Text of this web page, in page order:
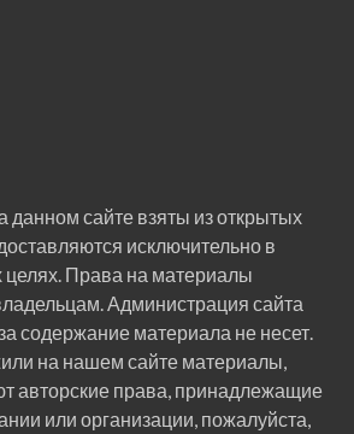
данном сайте взяты из открытых
исключительно в
целях. Права на материалы
Администрация сайта
содержание материала не несет.
на нашем сайте материалы,
авторские права, принадлежащие
или организации, пожалуйста,